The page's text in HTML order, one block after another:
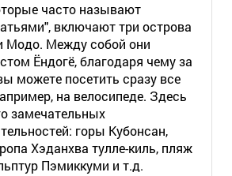
часто называют
включают три острова
Модо. Между собой они
Ёндогё, благодаря чему за
можете посетить сразу все
на велосипеде. Здесь
замечательных
горы Кубонсан,
Хэданхва тулле-киль, пляж
Пэмиккуми и т.д.